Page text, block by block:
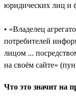
юридических лиц и
• «Владелец
потребителей
лицом ...
на своём сайте»
Что это значит на